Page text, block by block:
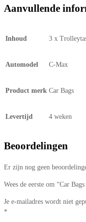
Aanvullende
Inhoud 3 x
Automodel C-Max
Product merk Car Bags
Levertijd 4 weken
Beoordelingen
Er zijn nog geen
Wees de eerste om “Car
Je e-mailadres wordt niet
*